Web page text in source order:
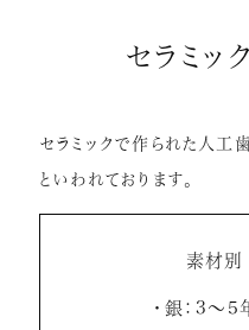
セラミッ
セラミックで作られた人
といわれております。
素材別
銀：3～5